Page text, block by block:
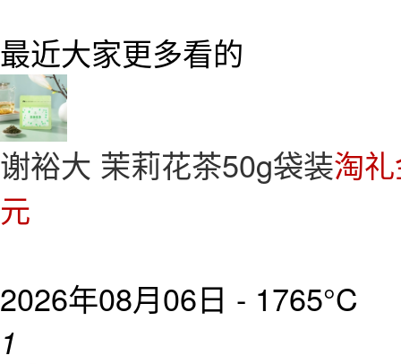
最近大家更多看的
谢裕大 茉莉花茶50g袋装淘
元
2026年08月06日 - 1765°C
1